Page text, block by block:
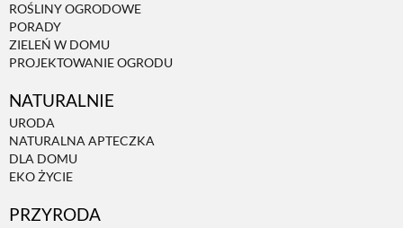
ROŚLINY OGRODOWE
PORADY
ZIELEŃ W DOMU
PROJEKTOWANIE OGRODU
NATURALNIE
URODA
NATURALNA APTECZKA
DLA DOMU
EKO ŻYCIE
PRZYRODA